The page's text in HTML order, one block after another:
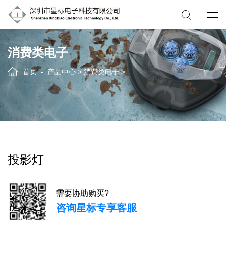
消费类电子
首页 产品中心 > 消费类电子>
投影灯
需要协助购买?
咨询星标专享客服